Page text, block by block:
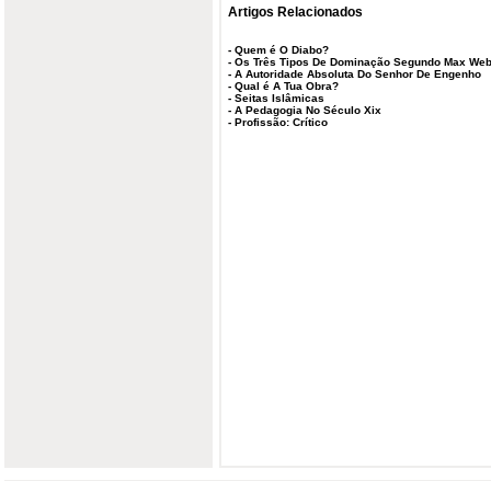
Artigos Relacionados
- Quem é O Diabo?
- Os Três Tipos De Dominação Segundo Max
- A Autoridade Absoluta Do Senhor De Engenho
- Qual é A Tua Obra?
- Seitas Islâmicas
- A Pedagogia No Século Xix
- Profissão: Crítico